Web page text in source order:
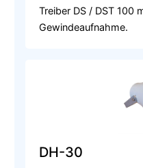
Treiber DS / DST 100
Gewindeaufnahme.
DH-30